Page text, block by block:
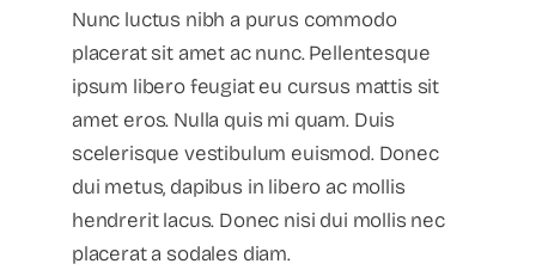
Nunc luctus nibh a purus commodo
placerat sit amet ac nunc. Pellentesque
ipsum libero feugiat eu cursus mattis sit
amet eros. Nulla quis mi quam. Duis
scelerisque vestibulum euismod. Donec
dui metus, dapibus in libero ac mollis
hendrerit lacus. Donec nisi dui mollis nec
placerat a sodales diam.